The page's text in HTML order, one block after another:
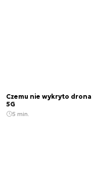
Czemu nie wykryto
5G
5 min.